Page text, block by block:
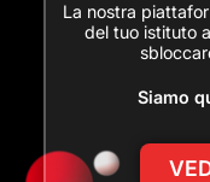
La nostra
del tuo istituto
Siamo